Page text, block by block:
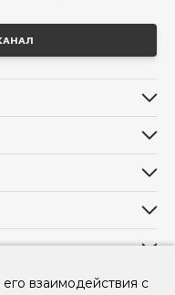
взаимодействия с